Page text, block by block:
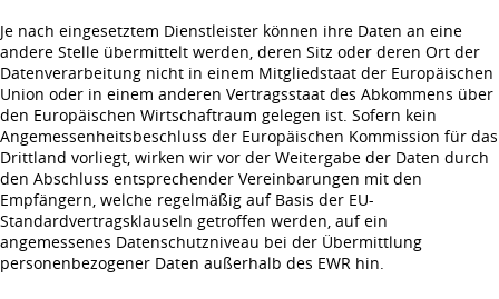
Je nach eingesetztem Dienstleister können ihre Daten an eine
andere Stelle übermittelt werden, deren Sitz oder deren Ort der
Datenverarbeitung nicht in einem Mitgliedstaat der Europäischen
Union oder in einem anderen Vertragsstaat des Abkommens über
den Europäischen Wirtschaftraum gelegen ist. Sofern kein
Angemessenheitsbeschluss der Europäischen Kommission für das
Drittland vorliegt, wirken wir vor der Weitergabe der Daten durch
den Abschluss entsprechender Vereinbarungen mit den
Empfängern, welche regelmäßig auf Basis der EU-
Standardvertragsklauseln getroffen werden, auf ein
angemessenes Datenschutzniveau bei der Übermittlung
personenbezogener Daten außerhalb des EWR hin.